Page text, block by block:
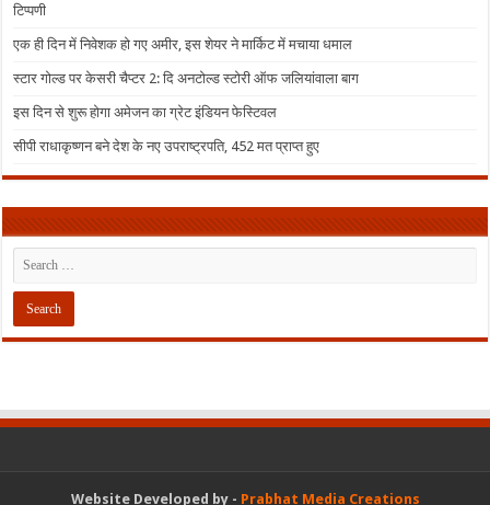
टिप्पणी
एक ही दिन में निवेशक हो गए अमीर, इस शेयर ने मार्किट में मचाया धमाल
स्टार गोल्ड पर केसरी चैप्टर 2: दि अनटोल्ड स्टोरी ऑफ जलियांवाला बाग
इस दिन से शुरू होगा अमेजन का ग्रेट इंडियन फेस्टिवल
सीपी राधाकृष्णन बने देश के नए उपराष्ट्रपति, 452 मत प्राप्त हुए
Website Developed by - Prabhat Media Creations